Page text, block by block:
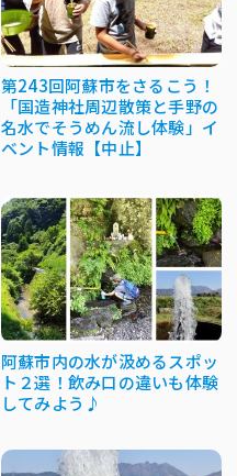
第243回阿蘇市をさるこう！
「国造神社周辺散策と手野の
名水でそうめん流し体験」イ
ベント情報【中止】
阿蘇市内の水が汲めるスポッ
ト２選！飲み口の違いも体験
してみよう♪